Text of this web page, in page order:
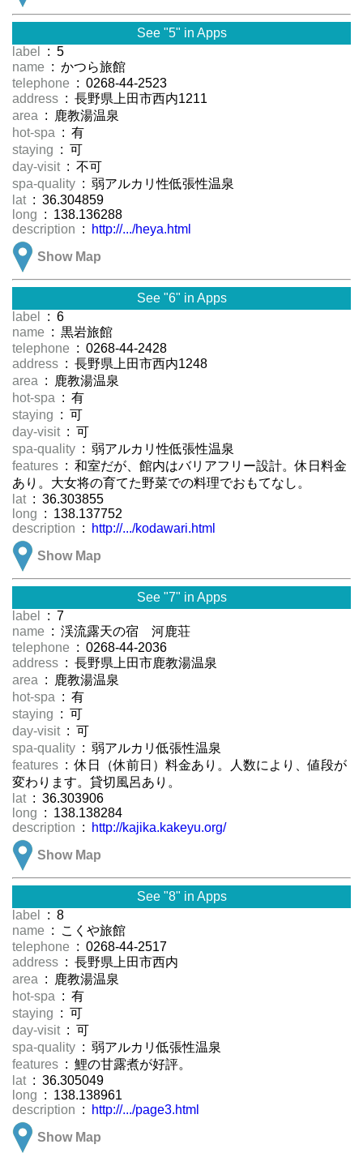
See "5" in Apps
label
: 5
name : かつら旅館
telephone : 0268-44-2523
address : 長野県上田市西内1211
area : 鹿教湯温泉
hot-spa : 有
staying : 可
day-visit : 不可
spa-quality : 弱アルカリ性低張性温泉
lat : 36.304859
long : 138.136288
description :
http://.../heya.html
Show Map
See "6" in Apps
label
: 6
name : 黒岩旅館
telephone : 0268-44-2428
address : 長野県上田市西内1248
area : 鹿教湯温泉
hot-spa : 有
staying : 可
day-visit : 可
spa-quality : 弱アルカリ性低張性温泉
features : 和室だが、館内はバリアフリー設計。休日料金
あり。大女将の育てた野菜での料理でおもてなし。
lat : 36.303855
long : 138.137752
description :
http://.../kodawari.html
Show Map
See "7" in Apps
label
: 7
name : 渓流露天の宿 河鹿荘
telephone : 0268-44-2036
address : 長野県上田市鹿教湯温泉
area : 鹿教湯温泉
hot-spa : 有
staying : 可
day-visit : 可
spa-quality : 弱アルカリ低張性温泉
features : 休日（休前日）料金あり。人数により、値段が
変わります。貸切風呂あり。
lat : 36.303906
long : 138.138284
description :
http://kajika.kakeyu.org/
Show Map
See "8" in Apps
label
: 8
name : こくや旅館
telephone : 0268-44-2517
address : 長野県上田市西内
area : 鹿教湯温泉
hot-spa : 有
staying : 可
day-visit : 可
spa-quality : 弱アルカリ低張性温泉
features : 鯉の甘露煮が好評。
lat : 36.305049
long : 138.138961
description :
http://.../page3.html
Show Map